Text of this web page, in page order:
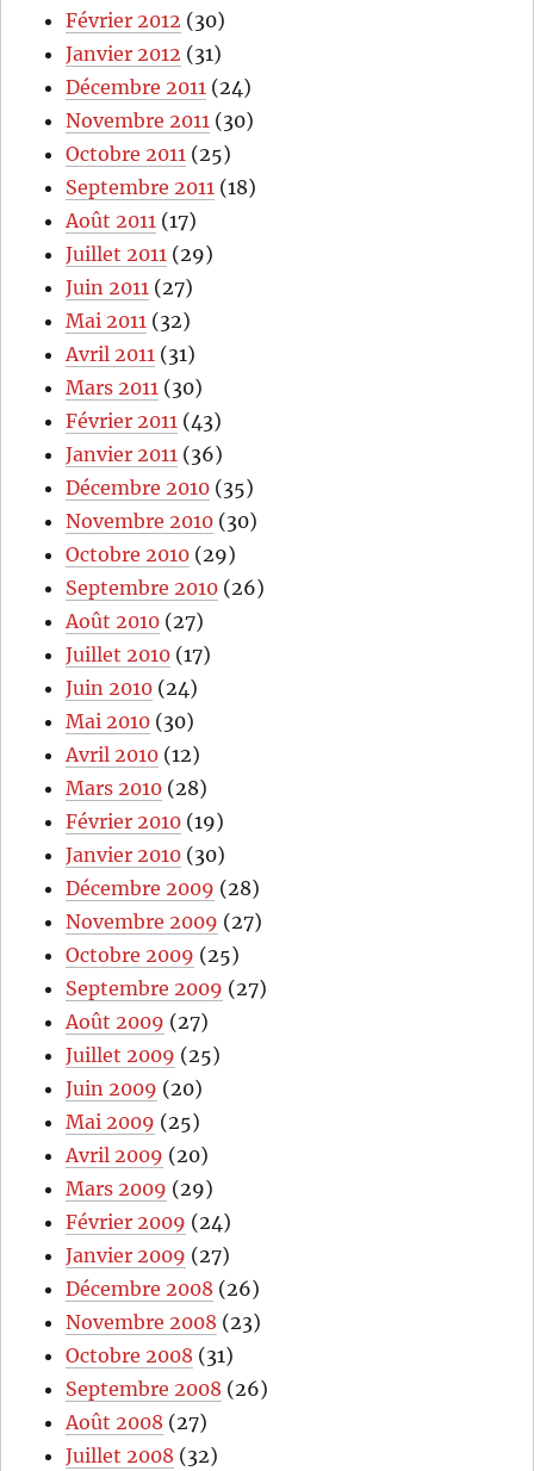
Février 2012 (30)
Janvier 2012 (31)
Décembre 2011 (24)
Novembre 2011 (30)
Octobre 2011 (25)
Septembre 2011 (18)
Août 2011 (17)
Juillet 2011 (29)
Juin 2011 (27)
Mai 2011 (32)
Avril 2011 (31)
Mars 2011 (30)
Février 2011 (43)
Janvier 2011 (36)
Décembre 2010 (35)
Novembre 2010 (30)
Octobre 2010 (29)
Septembre 2010 (26)
Août 2010 (27)
Juillet 2010 (17)
Juin 2010 (24)
Mai 2010 (30)
Avril 2010 (12)
Mars 2010 (28)
Février 2010 (19)
Janvier 2010 (30)
Décembre 2009 (28)
Novembre 2009 (27)
Octobre 2009 (25)
Septembre 2009 (27)
Août 2009 (27)
Juillet 2009 (25)
Juin 2009 (20)
Mai 2009 (25)
Avril 2009 (20)
Mars 2009 (29)
Février 2009 (24)
Janvier 2009 (27)
Décembre 2008 (26)
Novembre 2008 (23)
Octobre 2008 (31)
Septembre 2008 (26)
Août 2008 (27)
Juillet 2008 (32)